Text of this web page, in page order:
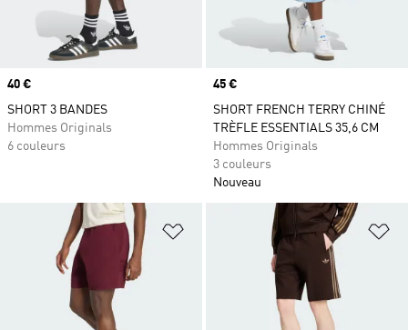
Prix
40 €
SHORT 3 BANDES
Hommes Originals
6 couleurs
Prix
45 €
SHORT FRENCH TERRY CHINÉ
TRÈFLE ESSENTIALS 35,6 CM
Hommes Originals
3 couleurs
Nouveau
Ajouter à la Liste de produits